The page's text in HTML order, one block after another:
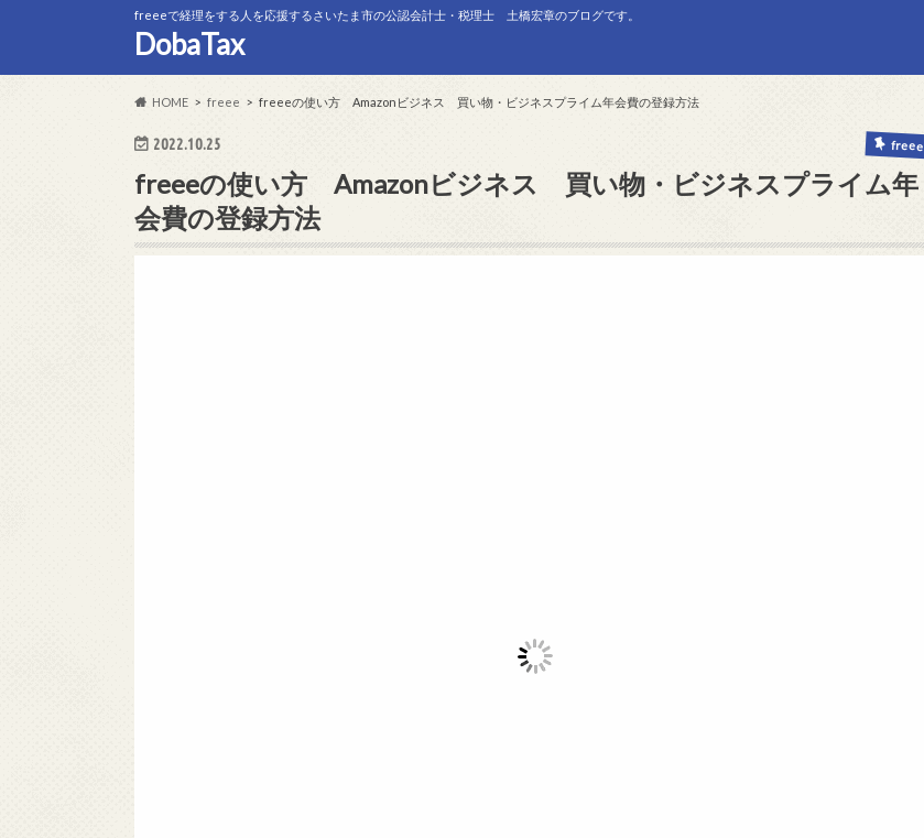
freeeで経理をする人を応援するさいたま市の公認会計士・税理士 土橋宏章のブログです。
DobaTax
HOME freee freeeの使い方 Amazonビジネス 買い物・ビジネスプライム年会費の登録方法
2022.10.25 freee
freeeの使い方 Amazonビジネス 買い物・ビジネスプライム年
会費の登録方法